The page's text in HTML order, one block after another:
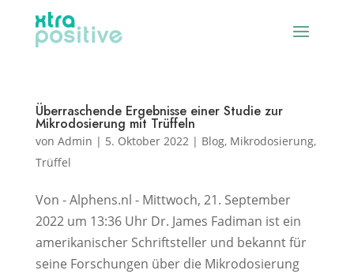
Überraschende Ergebnisse einer Studie zur
Mikrodosierung mit Trüffeln
von Admin | 5. Oktober 2022| Blog, Mikrodosierung,
Trüffel
Von - Alphens.nl - Mittwoch, 21. September
2022 um 13:36 Uhr Dr. James Fadiman ist ein
amerikanischer Schriftsteller und bekannt für
seine Forschungen über die Mikrodosierung